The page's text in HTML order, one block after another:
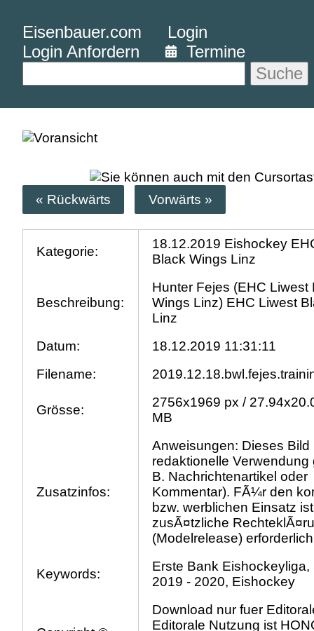
Eisenbauer.com
Login
Login Anfordern
Termine
Suche
« Rückwärts Vorwärts »
Kategorie:
18.12.2019 Eishockey
Black Wings Linz
Beschreibung:
Hunter Fejes (EHC Liwest
Wings Linz) EHC Liwest
Linz
Datum:
18.12.2019 11:31:11
Filename:
Grösse:
2756x1969 px /
MB
Zusatzinfos:
Anweisungen: Dieses
redaktionelle Verwendung
B. Nachrichtenartikel oder
Kommentar). FÃ¼r den
bzw. werblichen Einsatz
zusÃ¤tzliche
(Modelrelease)
Keywords:
Erste Bank Eishockeyliga,
2019 - 2020, Eishockey
Download nur fuer
Editorale Nutzung ist